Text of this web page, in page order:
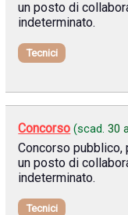
un posto di
indeterminato.
Tecnici
Concorso (scad.30
Concorso
un posto di
indeterminato.
Tecnici